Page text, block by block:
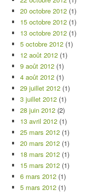
20 octobre 2012 (1)
15 octobre 2012 (1)
13 octobre 2012 (1)
5 octobre 2012 (1)
12 août 2012 (1)
9 août 2012 (1)
4 août 2012 (1)
29 juillet 2012 (1)
3 juillet 2012 (1)
28 juin 2012 (2)
13 avril 2012 (1)
25 mars 2012 (1)
20 mars 2012 (1)
18 mars 2012 (1)
15 mars 2012 (1)
6 mars 2012 (1)
5 mars 2012 (1)